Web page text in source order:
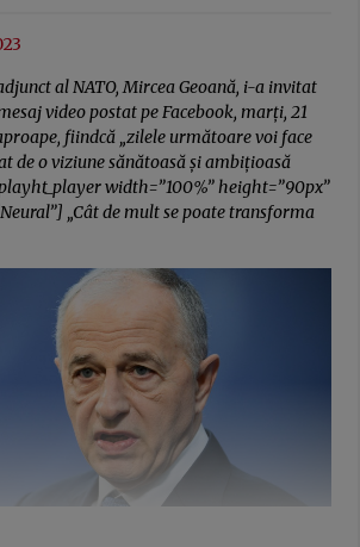
al NATO, Mircea Geoană, i-a invitat
video postat pe Facebook, marți, 21
fiindcă „zilele următoare voi face
de o viziune sănătoasă și ambițioasă
width=”100%” height=”90px”
„Cât de mult se poate transforma